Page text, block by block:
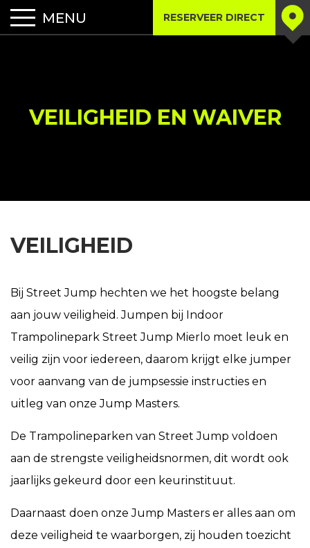
RESERVEER DIRECT
VEILIGHEID EN WAIVER
VEILIGHEID
Bij Street Jump hechten we het hoogste belang
aan jouw veiligheid. Jumpen bij Indoor
Trampolinepark Street Jump Mierlo moet leuk en
veilig zijn voor iedereen, daarom krijgt elke jumper
voor aanvang van de jumpsessie instructies en
uitleg van onze Jump Masters.
De Trampolineparken van Street Jump voldoen
aan de strengste veiligheidsnormen, dit wordt ook
jaarlijks gekeurd door een keurinstituut.
Daarnaast doen onze Jump Masters er alles aan om
deze veiligheid te waarborgen, zij houden toezicht